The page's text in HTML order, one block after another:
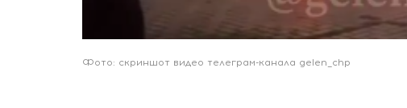
Фото: скриншот видео телеграм-канала gelen_chp